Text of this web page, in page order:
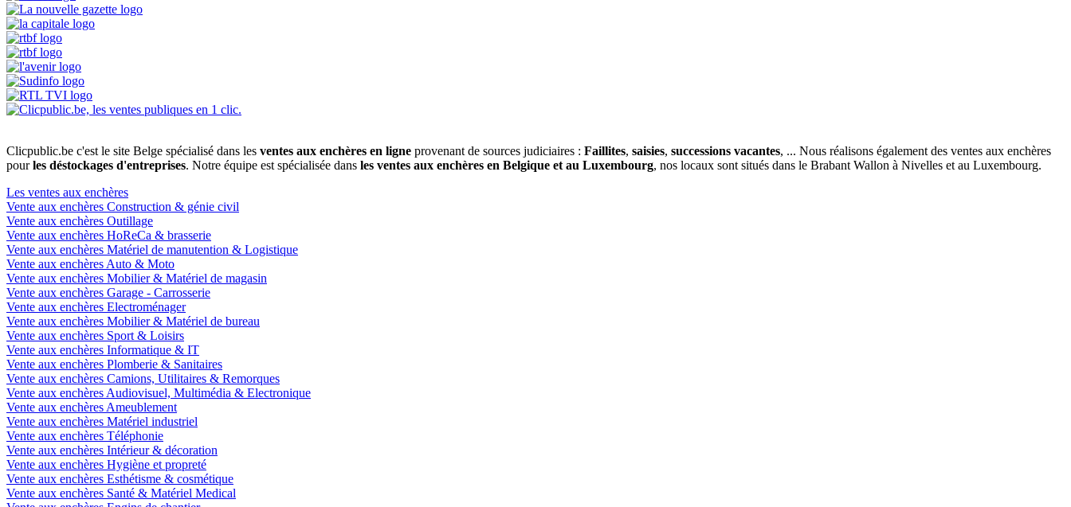
Clicpublic.be c'est le site Belge spécialisé dans les ventes aux enchères en ligne provenant de sources judiciaires : Faillites, saisies, successions vacantes, ... Nous réalisons également des ventes aux enchères
pourles déstockages d'entreprises. Notre équipe est spécialisée dans les ventes aux enchères en Belgique et au Luxembourg, nos locaux sont situés dans le Brabant Wallon à Nivelles et au Luxembourg.
Les ventes aux enchères
Vente aux enchères Construction & génie civil
Vente aux enchères Outillage
Vente aux enchères HoReCa & brasserie
Vente aux enchères Matériel de manutention & Logistique
Vente aux enchères Auto & Moto
Vente aux enchères Mobilier & Matériel de magasin
Vente aux enchères Garage - Carrosserie
Vente aux enchères Electroménager
Vente aux enchères Mobilier & Matériel de bureau
Vente aux enchères Sport & Loisirs
Vente aux enchères Informatique & IT
Vente aux enchères Plomberie & Sanitaires
Vente aux enchères Camions, Utilitaires & Remorques
Vente aux enchères Audiovisuel, Multimédia & Electronique
Vente aux enchères Ameublement
Vente aux enchères Matériel industriel
Vente aux enchères Téléphonie
Vente aux enchères Intérieur & décoration
Vente aux enchères Hygiène et propreté
Vente aux enchères Esthétisme & cosmétique
Vente aux enchères Santé & Matériel Medical